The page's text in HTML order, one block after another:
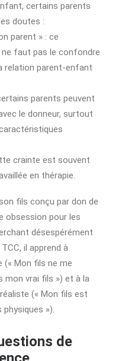
certains parents
doutes :
parent » : ce
faut pas le confondre
relation parent-enfant
parents peuvent
le donneur, surtout
crainte est souvent
en thérapie.
fils conçu par don de
obsession pour les
désespérément
il apprend à
(« Mon fils ne me
mon vrai fils ») et à la
(« Mon fils est
»).
de